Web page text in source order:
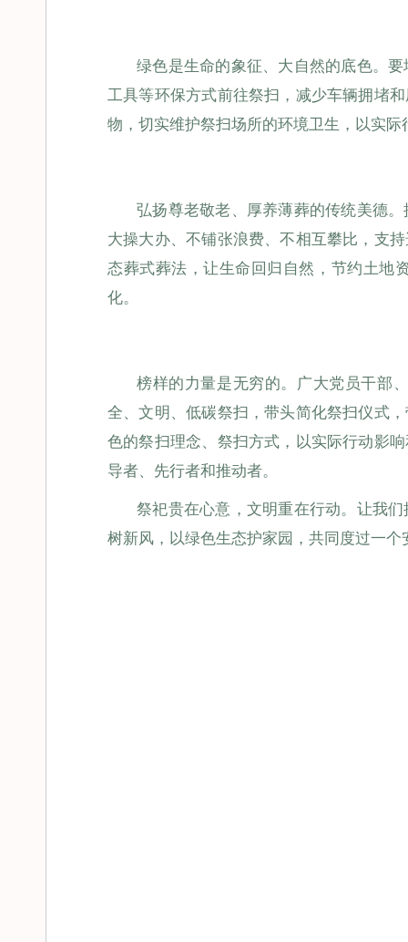
绿色是生命的象征、大自然的底色。
工具等环保方式前往祭扫，减少车辆拥堵
物，切实维护祭扫场所的环境卫生，以实
弘扬尊老敬老、厚养薄葬的传统美德
大操大办、不铺张浪费、不相互攀比，支
态葬式葬法，让生命回归自然，节约土地
化。
榜样的力量是无穷的。广大党员干部
全、文明、低碳祭扫，带头简化祭扫仪式
色的祭扫理念、祭扫方式，以实际行动影
导者、先行者和推动者。
祭祀贵在心意，文明重在行动。让我
树新风，以绿色生态护家园，共同度过一